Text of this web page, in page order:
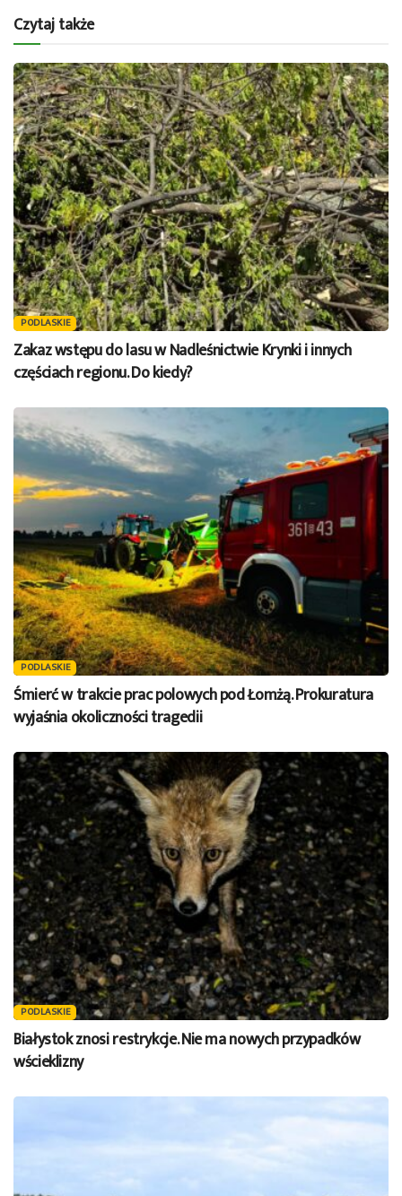
Czytaj także
PODLASKIE
Zakaz wstępu do lasu w Nadleśnictwie Krynki i innych
częściach regionu. Do kiedy?
PODLASKIE
Śmierć w trakcie prac polowych pod Łomżą. Prokuratura
wyjaśnia okoliczności tragedii
PODLASKIE
Białystok znosi restrykcje. Nie ma nowych przypadków
wścieklizny